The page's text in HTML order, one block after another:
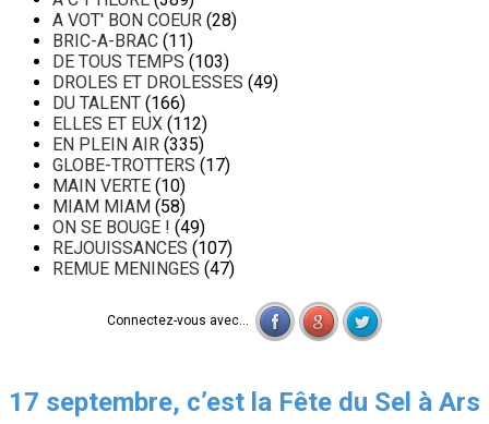
A VOT' BON COEUR (28)
BRIC-A-BRAC (11)
DE TOUS TEMPS (103)
DROLES ET DROLESSES (49)
DU TALENT (166)
ELLES ET EUX (112)
EN PLEIN AIR (335)
GLOBE-TROTTERS (17)
MAIN VERTE (10)
MIAM MIAM (58)
ON SE BOUGE ! (49)
REJOUISSANCES (107)
REMUE MENINGES (47)
Connectez-vous avec...
17 septembre, c’est la Fête du Sel à Ars